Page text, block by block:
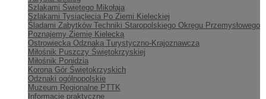
Szlakami Świętego Mikołaja
Szlakami Tysiąclecia Po Ziemi Kieleckiej
Śladami Zabytków Techniki Staropolskiego Okręgu Przemysłowego
Poznajemy Ziemię Kielecką
Ostrowiecka Odznaka Turystyczno-Krajoznawcza
Miłośnik Puszczy Świętokrzyskiej
Miłośnik Ponidzia
Korona Gór Świętokrzyskich
Odznaki ogólnopolskie
Muzeum Regionalne PTTK
Informacje praktyczne